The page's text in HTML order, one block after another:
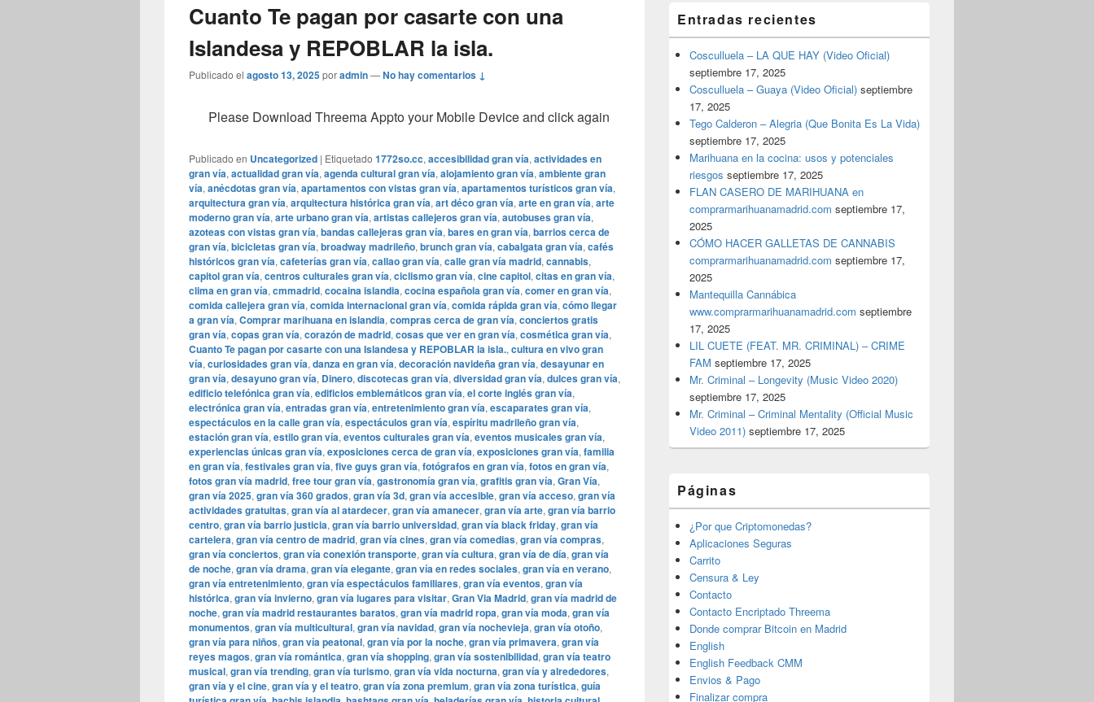
Cuanto Te pagan por casarte con una
Islandesa y REPOBLAR la isla.
Publicado el agosto 13, 2025poradmin—No hay comentarios ↓
Please Download Threema Appto your Mobile Device and click again
Publicado en Uncategorized | Etiquetado 1772so.cc, accesibilidad gran vía, actividades en
gran vía, actualidad gran vía, agenda cultural gran vía, alojamiento gran vía, ambiente gran
vía, anécdotas gran vía, apartamentos con vistas gran vía, apartamentos turísticos gran vía,
arquitectura gran vía, arquitectura histórica gran vía, art déco gran vía, arte en gran vía, arte
moderno gran vía, arte urbano gran vía, artistas callejeros gran vía, autobuses gran vía,
azoteas con vistas gran vía, bandas callejeras gran vía, bares en gran vía, barrios cerca de
gran vía, bicicletas gran vía, broadway madrileño, brunch gran vía, cabalgata gran vía, cafés
históricos gran vía, cafeterías gran vía, callao gran vía, calle gran vía madrid, cannabis,
capitol gran vía, centros culturales gran vía, ciclismo gran vía, cine capitol, citas en gran vía,
clima en gran vía, cmmadrid, cocaina islandia, cocina española gran vía, comer en gran vía,
comida callejera gran vía, comida internacional gran vía, comida rápida gran vía, cómo llegar
a gran vía, Comprar marihuana en islandia, compras cerca de gran vía, conciertos gratis
gran vía, copas gran vía, corazón de madrid, cosas que ver en gran vía, cosmética gran vía,
Cuanto Te pagan por casarte con una Islandesa y REPOBLAR la isla., cultura en vivo gran
vía, curiosidades gran vía, danza en gran vía, decoración navideña gran vía, desayunar en
gran vía, desayuno gran vía, Dinero, discotecas gran vía, diversidad gran vía, dulces gran vía,
edificio telefónica gran vía, edificios emblemáticos gran vía, el corte inglés gran vía,
electrónica gran vía, entradas gran vía, entretenimiento gran vía, escaparates gran vía,
espectáculos en la calle gran vía, espectáculos gran vía, espíritu madrileño gran vía,
estación gran vía, estilo gran vía, eventos culturales gran vía, eventos musicales gran vía,
experiencias únicas gran vía, exposiciones cerca de gran vía, exposiciones gran vía, familia
en gran vía, festivales gran vía, five guys gran vía, fotógrafos en gran vía, fotos en gran vía,
fotos gran vía madrid, free tour gran vía, gastronomía gran vía, grafitis gran vía, Gran Vía,
gran vía 2025, gran vía 360 grados, gran vía 3d, gran vía accesible, gran vía acceso, gran vía
actividades gratuitas, gran vía al atardecer, gran vía amanecer, gran vía arte, gran vía barrio
centro, gran vía barrio justicia, gran vía barrio universidad, gran vía black friday, gran vía
cartelera, gran vía centro de madrid, gran vía cines, gran vía comedias, gran vía compras,
gran vía conciertos, gran vía conexión transporte, gran vía cultura, gran vía de día, gran vía
de noche, gran vía drama, gran vía elegante, gran vía en redes sociales, gran vía en verano,
gran vía entretenimiento, gran vía espectáculos familiares, gran vía eventos, gran vía
histórica, gran vía invierno, gran vía lugares para visitar, ​​Gran Via Madrid, gran vía madrid de
noche, gran vía madrid restaurantes baratos, gran vía madrid ropa, gran vía moda, gran vía
monumentos, gran vía multicultural, gran vía navidad, gran vía nochevieja, gran vía otoño,
gran vía para niños, gran vía peatonal, gran vía por la noche, gran vía primavera, gran vía
reyes magos, gran vía romántica, gran vía shopping, gran vía sostenibilidad, gran vía teatro
musical, gran vía trending, gran vía turismo, gran vía vida nocturna, gran vía y alrededores,
gran vía y el cine, gran vía y el teatro, gran vía zona premium, gran vía zona turística, guía
Entradas recientes
Cosculluela – LA QUE HAY (Video Oficial)
septiembre 17, 2025
Cosculluela – Guaya (Video Oficial) septiembre
17, 2025
Tego Calderon – Alegria (Que Bonita Es La Vida)
septiembre 17, 2025
Marihuana en la cocina: usos y potenciales
riesgos septiembre 17, 2025
FLAN CASERO DE MARIHUANA en
comprarmarihuanamadrid.com septiembre 17,
2025
CÓMO HACER GALLETAS DE CANNABIS
comprarmarihuanamadrid.com septiembre 17,
2025
Mantequilla Cannábica
www.comprarmarihuanamadrid.com septiembre
17, 2025
LIL CUETE (FEAT. MR. CRIMINAL) – CRIME
FAM septiembre 17, 2025
Mr. Criminal – Longevity (Music Video 2020)
septiembre 17, 2025
Mr. Criminal – Criminal Mentality (Official Music
Video 2011) septiembre 17, 2025
Páginas
¿Por que Criptomonedas?
Aplicaciones Seguras
Carrito
Censura & Ley
Contacto
Contacto Encriptado Threema
Donde comprar Bitcoin en Madrid
English
English Feedback CMM
Envios & Pago
Finalizar compra